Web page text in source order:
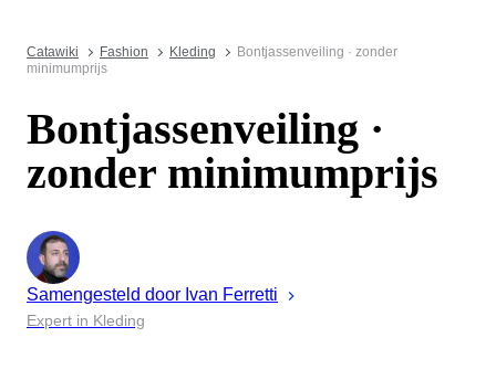
Catawiki Fashion Kleding
Bontjassenveiling · zonder
minimumprijs
Bontjassenveiling ·
zonder minimumprijs
Samengesteld door Ivan Ferretti
Expert in Kleding